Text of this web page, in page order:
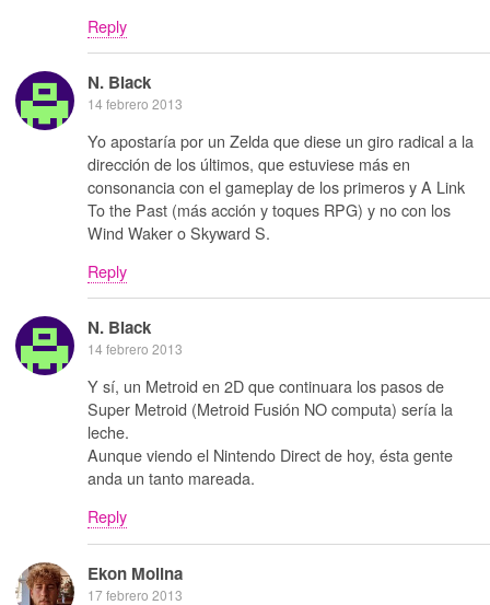
Reply
N. Black
14 febrero 2013
Yo apostaría por un Zelda que diese un giro radical a la
dirección de los últimos, que estuviese más en
consonancia con el gameplay de los primeros y A Link
To the Past (más acción y toques RPG) y no con los
Wind Waker o Skyward S.
Reply
N. Black
14 febrero 2013
Y sí, un Metroid en 2D que continuara los pasos de
Super Metroid (Metroid Fusión NO computa) sería la
leche.
Aunque viendo el Nintendo Direct de hoy, ésta gente
anda un tanto mareada.
Reply
Ekon Molina
17 febrero 2013